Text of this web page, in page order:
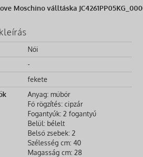
Moschino válltáska
Női
-
fekete
Anyag: műbőr
Fő rögzítés: cipzár
Fogantyúk: 2 fogantyú
Belül: bélelt
Belső zsebek: 2
Szélesség cm: 40
Magasság cm: 28